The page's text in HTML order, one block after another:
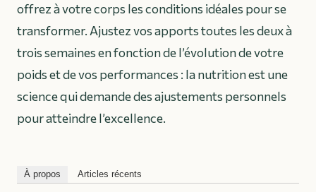
offrez à votre corps les conditions idéales pour se
transformer. Ajustez vos apports toutes les deux à
trois semaines en fonction de l’évolution de votre
poids et de vos performances : la nutrition est une
science qui demande des ajustements personnels
pour atteindre l’excellence.
À propos Articles récents